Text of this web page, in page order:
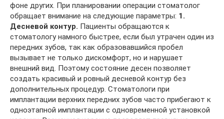
фоне других. При планировании операции стоматолог
обращает внимание на следующие параметры: 1.
Десневой контур. Пациенты обращаются к
стоматологу намного быстрее, если был утрачен один из
передних зубов, так как образовавшийся пробел
вызывает не только дискомфорт, но и нарушает
внешний вид. Поэтому состояние десен позволяет
создать красивый и ровный десневой контур без
дополнительных процедур. Стоматологи при
имплантации верхних передних зубов часто прибегают к
одноэтапной имплантации с одновременной установкой